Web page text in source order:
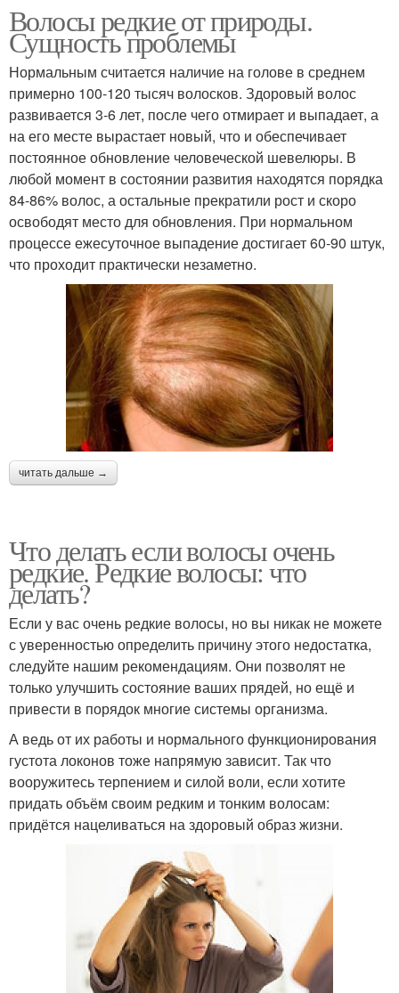
Волосы редкие от природы.
Сущность проблемы
Нормальным считается наличие на голове в среднем
примерно 100-120 тысяч волосков. Здоровый волос
развивается 3-6 лет, после чего отмирает и выпадает, а
на его месте вырастает новый, что и обеспечивает
постоянное обновление человеческой шевелюры. В
любой момент в состоянии развития находятся порядка
84-86% волос, а остальные прекратили рост и скоро
освободят место для обновления. При нормальном
процессе ежесуточное выпадение достигает 60-90 штук,
что проходит практически незаметно.
читать дальше →
Что делать если волосы очень
редкие. Редкие волосы: что
делать?
Если у вас очень редкие волосы, но вы никак не можете
с уверенностью определить причину этого недостатка,
следуйте нашим рекомендациям. Они позволят не
только улучшить состояние ваших прядей, но ещё и
привести в порядок многие системы организма.
А ведь от их работы и нормального функционирования
густота локонов тоже напрямую зависит. Так что
вооружитесь терпением и силой воли, если хотите
придать объём своим редким и тонким волосам:
придётся нацеливаться на здоровый образ жизни.